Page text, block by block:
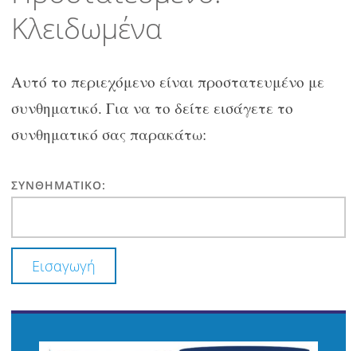
περιεχόμενο
Κλειδωμένα
Αυτό το περιεχόμενο είναι προστατευμένο με
συνθηματικό. Για να το δείτε εισάγετε το
συνθηματικό σας παρακάτω:
ΣΥΝΘΗΜΑΤΙΚΌ: